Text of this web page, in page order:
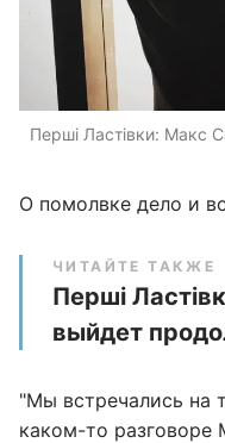
Перші Ластівки: Макс
О помолвке дело и
ЧИТАЙТЕ ТАКЖЕ
Перші
выйдет
"Мы встречались на
каком-то разговоре